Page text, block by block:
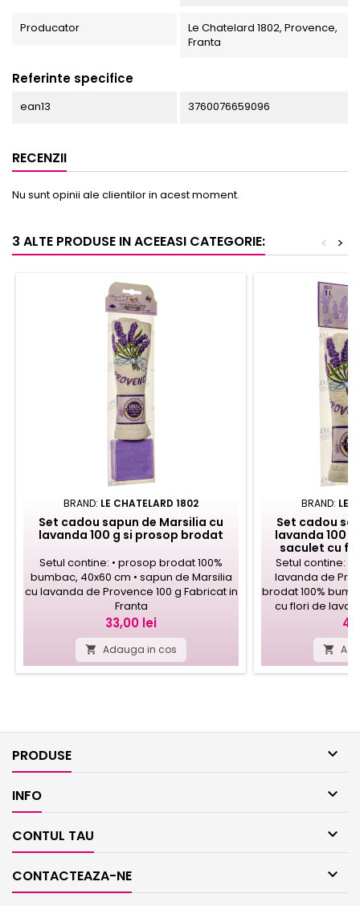
Producator
Le Chatelard 1802, Provence,
Franta
Referinte specifice
ean13 3760076659096
RECENZII
Nu sunt opinii ale clientilor in acest moment.
3 ALTE PRODUSE IN ACEEASI CATEGORIE: >
<
BRAND: LE CHATELARD 1802
Set cadou sapun de Marsilia cu
lavanda 100 g si prosop brodat
Setul contine: • prosop brodat 100%
bumbac, 40x60 cm • sapun de Marsilia
cu lavanda de Provence 100 g Fabricat in
Franta
Pret
33,00 lei
 Adauga in cos
BRAND: LE
Set cadou
lavanda 100
saculet cu
Setul contine: •
lavanda de
brodat 100%
cu flori de

PRODUSE 
INFO 
CONTUL TAU 
CONTACTEAZA-NE 